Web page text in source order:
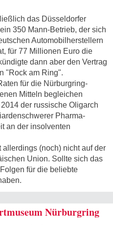
das Düsseldorfer
350 Mann-Betrieb, der sich
Automobilherstellern
für 77 Millionen Euro die
dann aber den Vertrag
"Rock am Ring".
für die Nürburgring-
Mitteln begleichen
der russische Oligarch
Pharma-
an der insolventen
allerdings (noch) nicht auf der
Union. Sollte sich das
für die beliebte
Nürburgring